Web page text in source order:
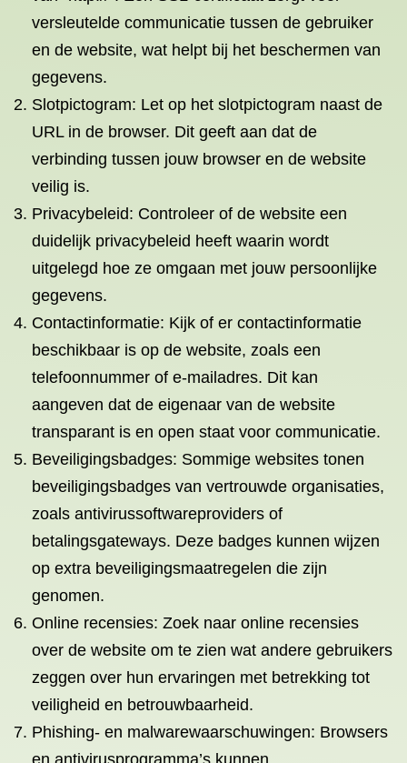
versleutelde communicatie tussen de gebruiker
en de website, wat helpt bij het beschermen van
gegevens.
Slotpictogram: Let op het slotpictogram naast de
URL in de browser. Dit geeft aan dat de
verbinding tussen jouw browser en de website
veilig is.
Privacybeleid: Controleer of de website een
duidelijk privacybeleid heeft waarin wordt
uitgelegd hoe ze omgaan met jouw persoonlijke
gegevens.
Contactinformatie: Kijk of er contactinformatie
beschikbaar is op de website, zoals een
telefoonnummer of e-mailadres. Dit kan
aangeven dat de eigenaar van de website
transparant is en open staat voor communicatie.
Beveiligingsbadges: Sommige websites tonen
beveiligingsbadges van vertrouwde organisaties,
zoals antivirussoftwareproviders of
betalingsgateways. Deze badges kunnen wijzen
op extra beveiligingsmaatregelen die zijn
genomen.
Online recensies: Zoek naar online recensies
over de website om te zien wat andere gebruikers
zeggen over hun ervaringen met betrekking tot
veiligheid en betrouwbaarheid.
Phishing- en malwarewaarschuwingen: Browsers
en antivirusprogramma’s kunnen